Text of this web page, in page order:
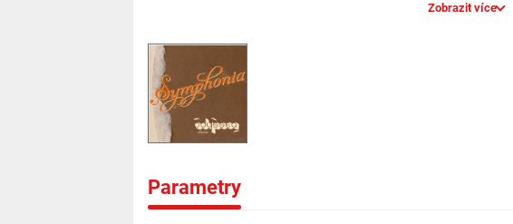
Zobrazit více
Parametry